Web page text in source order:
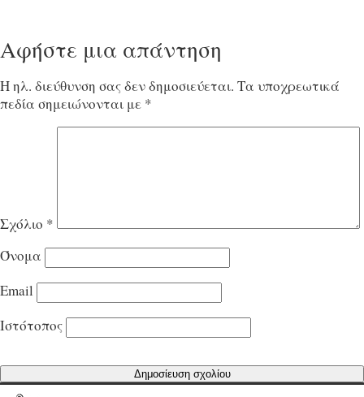
Αφήστε μια απάντηση
Η ηλ. διεύθυνση σας δεν δημοσιεύεται. Τα υποχρεωτικά
πεδία σημειώνονται με *
Σχόλιο *
Όνομα
Email
Ιστότοπος